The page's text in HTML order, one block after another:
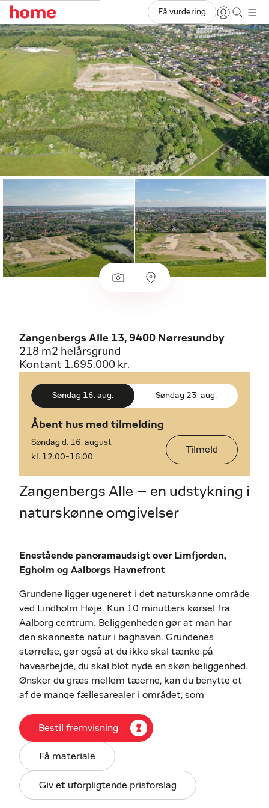
Få vurdering
Zangenbergs Alle 13, 9400 Nørresundby
218 m2 helårsgrund
Kontant 1.695.000 kr.
Åbent hus med tilmelding
Søndag d. 16. august
kl. 12.00-16.00
Tilmeld
Zangenbergs Alle – en udstykning i
naturskønne omgivelser
Enestående panoramaudsigt over Limfjorden,
Egholm og Aalborgs Havnefront
Grundene ligger ugeneret i det naturskønne område
ved Lindholm Høje. Kun 10 minutters kørsel fra
Aalborg centrum. Beliggenheden gør at man har
den skønneste natur i baghaven. Grundenes
størrelse, gør også at du ikke skal tænke på
havearbejde, du skal blot nyde en skøn beliggenhed.
Ønsker du græs mellem tæerne, kan du benytte et
af de mange fællesarealer i området, som
Det fremgår af oversigten over grundene, at de
ligger med god afstand til hinanden. Det er nemlig
planlagt, således, at den vilde natur får lov til at
bugte sig mellem grundene og folde sig ud, smukt.
Oveni det ligger udstykningen op til en sø, og med
Bestil fremvisning
Få materiale
Giv et uforpligtende prisforslag